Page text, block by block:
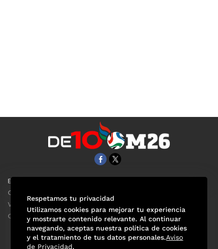
EL UNIVERSAL
Clase
ViveUSA
Confabulario
Respetamos tu privacidad
Utilizamos cookies para mejorar tu experiencia
y mostrarte contenido relevante. Al continuar
navegando, aceptas nuestra política de cookies
y el tratamiento de tus datos personales.Aviso
de Privacidad.